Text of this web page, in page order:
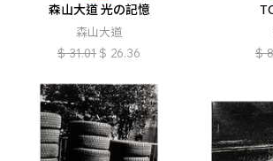
森山大道 光の記憶
森山大道
$ 31.01 $ 26.36
$